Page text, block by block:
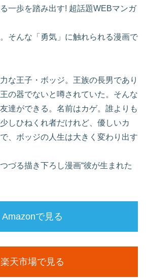
一歩を踏み出す! 超話題WEBマンガ
そんな「勇気」に触れられる漫画で
な王子・ボッジ。王族の長男であり
の器でないと噂されていた。そんな
達ができる。名前はカゲ。誰よりも
しひねくれ者だけれど、優しいカ
、ボッジの人生は大きく変わり出す
づる描き下ろし漫画“彼が生まれた
Amazonで見る
楽天市場で見る